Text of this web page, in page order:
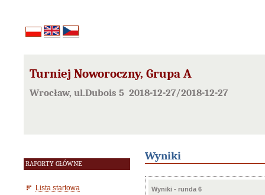
Turniej Noworoczny, Grupa A
Wrocław, ul.Dubois 5 2018-12-27/2018-12-27
RAPORTY GŁÓWNE
Lista startowa
Wyniki
Wyniki - runda 6